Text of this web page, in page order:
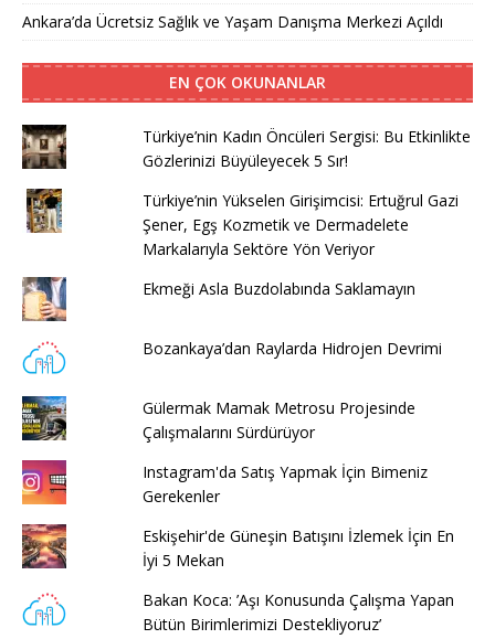
Ankara’da Ücretsiz Sağlık ve Yaşam Danışma Merkezi Açıldı
EN ÇOK OKUNANLAR
Türkiye’nin Kadın Öncüleri Sergisi: Bu Etkinlikte
Gözlerinizi Büyüleyecek 5 Sır!
Türkiye’nin Yükselen Girişimcisi: Ertuğrul Gazi
Şener, Egş Kozmetik ve Dermadelete
Markalarıyla Sektöre Yön Veriyor
Ekmeği Asla Buzdolabında Saklamayın
Bozankaya’dan Raylarda Hidrojen Devrimi
Gülermak Mamak Metrosu Projesinde
Çalışmalarını Sürdürüyor
Instagram'da Satış Yapmak İçin Bimeniz
Gerekenler
Eskişehir'de Güneşin Batışını İzlemek İçin En
İyi 5 Mekan
Bakan Koca: ’Aşı Konusunda Çalışma Yapan
Bütün Birimlerimizi Destekliyoruz’